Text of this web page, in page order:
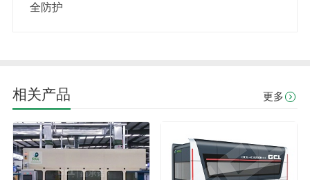
全防护
相关产品 更多